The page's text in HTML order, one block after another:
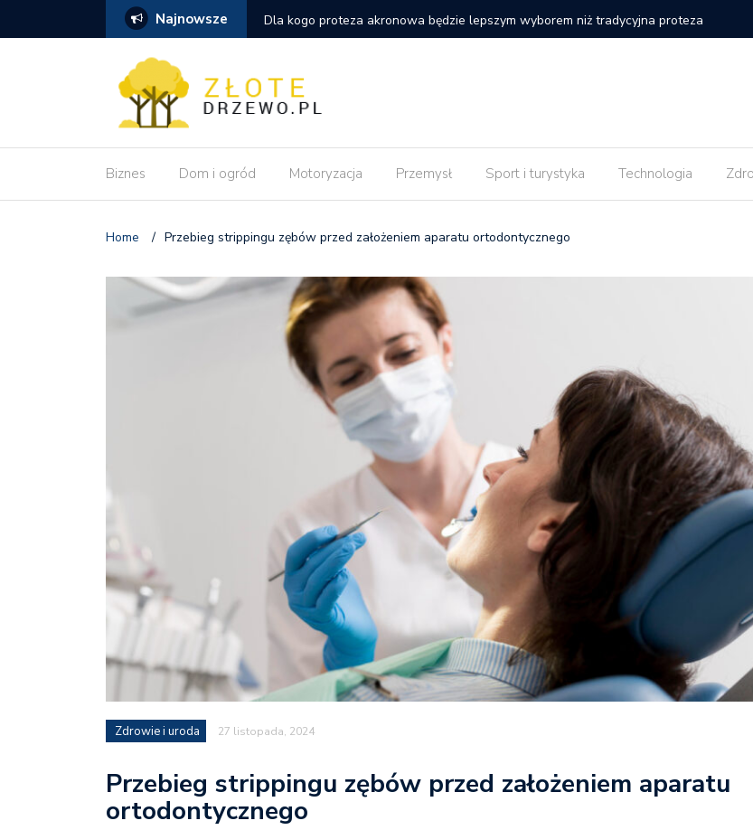
Najnowsze
wyborem niż tradycyjna proteza
Dlaczego pozycjonowanie strony internetowej nie daje efektów od razu po
wdrożeniu zmian?
Biznes Dom i ogród Motoryzacja Przemysł Sport i turystyka Technologia
Home / Przebieg strippingu zębów przed założeniem aparatu ortodontycznego
Zdrowie i uroda 27 listopada, 2024
Przebieg strippingu zębów przed założeniem aparatu
ortodontycznego